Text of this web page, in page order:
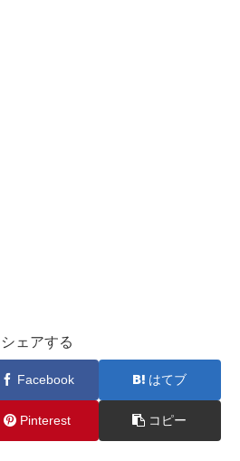
シェアする
Facebook はてブ
Pinterest コピー